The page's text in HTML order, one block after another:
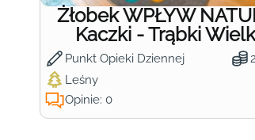
Żłobek WPŁYW
Kaczki - Trąbki
Punkt Opieki Dziennej
Leśny
Opinie: 0